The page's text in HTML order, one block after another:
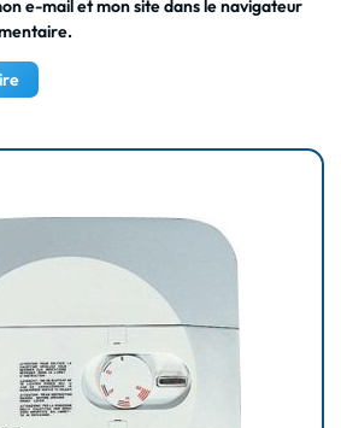
e-mail et mon site dans le navigateur